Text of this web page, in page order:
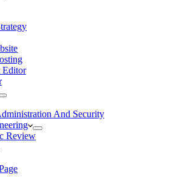
Editor
And Security
Review